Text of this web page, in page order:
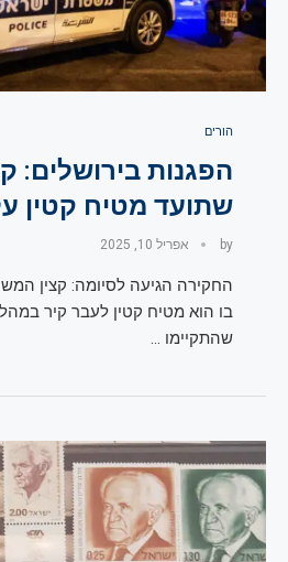
הורים
הפגנות בירושלים:
שתועד מטיח קטין
by אפריל 10, 2025
החקירה הגיעה לסיומה: קצין
בו הוא מטיח קטין לעבר קיר
שהתקיימו …